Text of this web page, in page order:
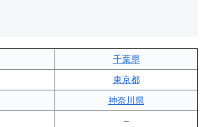
千葉県
東京都
神奈川県
–